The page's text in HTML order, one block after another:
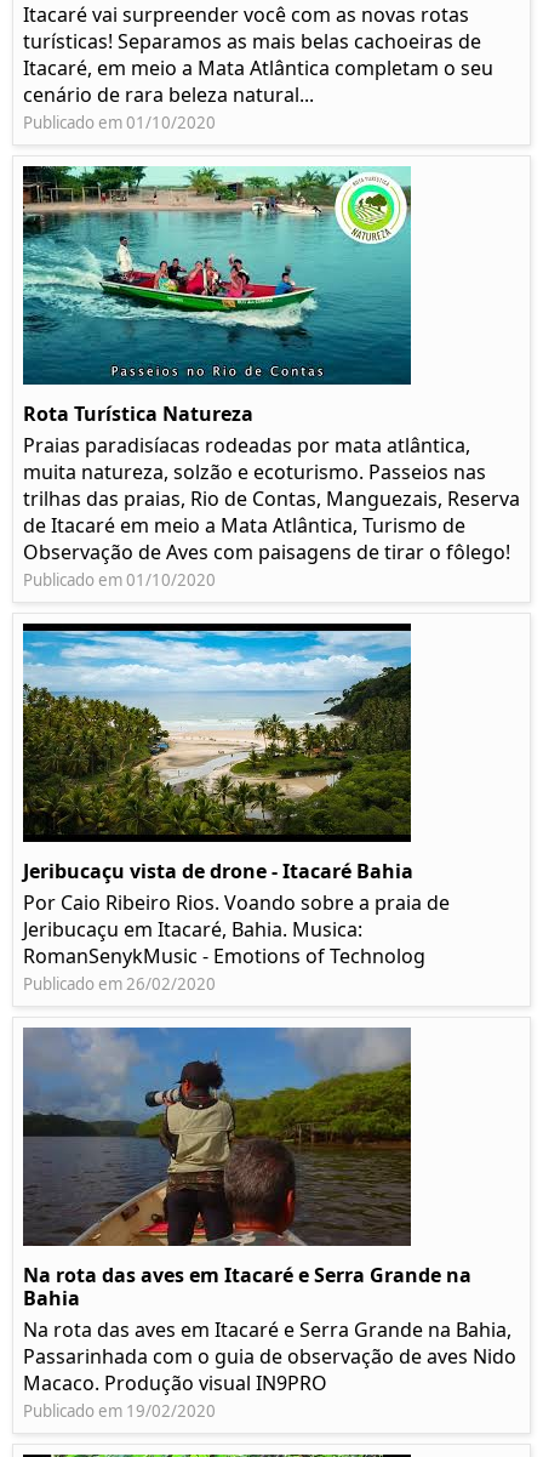
Itacaré vai surpreender você com as novas rotas
turísticas! Separamos as mais belas cachoeiras de
Itacaré, em meio a Mata Atlântica completam o seu
cenário de rara beleza natural...
Publicado em 01/10/2020
Rota Turística Natureza
Praias paradisíacas rodeadas por mata atlântica,
muita natureza, solzão e ecoturismo. Passeios nas
trilhas das praias, Rio de Contas, Manguezais, Reserva
de Itacaré em meio a Mata Atlântica, Turismo de
Observação de Aves com paisagens de tirar o fôlego!
Publicado em 01/10/2020
Jeribucaçu vista de drone - Itacaré Bahia
Por Caio Ribeiro Rios. Voando sobre a praia de
Jeribucaçu em Itacaré, Bahia. Musica:
RomanSenykMusic - Emotions of Technolog
Publicado em 26/02/2020
Na rota das aves em Itacaré e Serra Grande na
Bahia
Na rota das aves em Itacaré e Serra Grande na Bahia,
Passarinhada com o guia de observação de aves Nido
Macaco. Produção visual IN9PRO
Publicado em 19/02/2020